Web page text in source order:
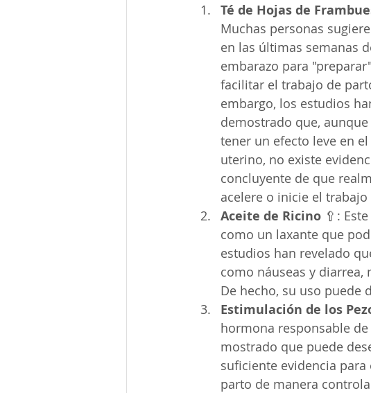
Té de Hojas de
Muchas personas
en las últimas semanas
embarazo para
facilitar el trabajo de
embargo, los estudios
demostrado que,
tener un efecto leve en
uterino, no existe
concluyente de que
acelere o inicie el
Aceite de Ricino 🥄:
como un laxante que
estudios han revelado
como náuseas y diarrea,
De hecho, su uso puede
Estimulación de los
hormona responsable
mostrado que puede
suficiente evidencia
parto de manera